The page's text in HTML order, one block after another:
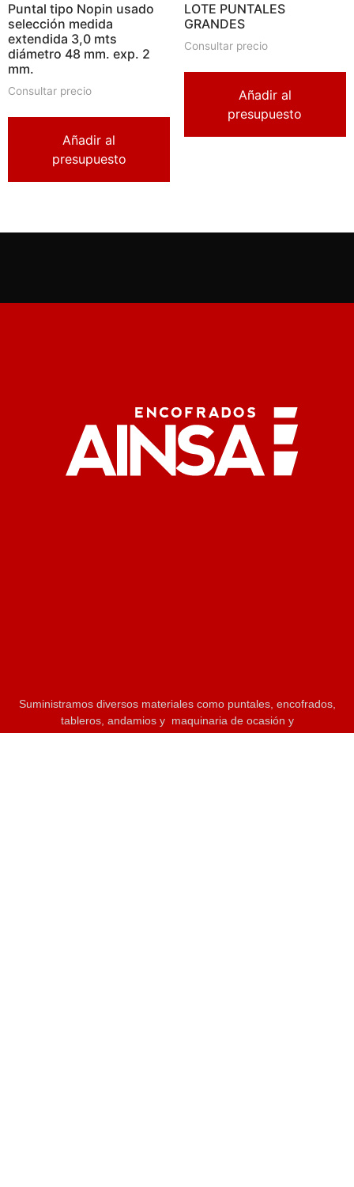
Puntal tipo Nopin usado
selección medida
extendida 3,0 mts
diámetro 48 mm. exp. 2
mm.
Consultar precio
Añadir al
presupuesto
LOTE PUNTALES
GRANDES
Consultar precio
Añadir al
presupuesto
Suministramos diversos materiales como puntales, encofrados,
tableros, andamios y maquinaria de ocasión y
nuevos.Consulte nuestros productos para más información.